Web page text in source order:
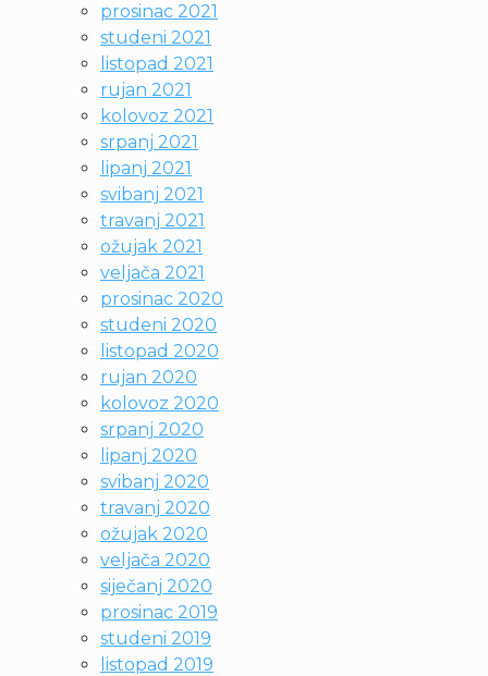
prosinac 2021
studeni 2021
listopad 2021
rujan 2021
kolovoz 2021
srpanj 2021
lipanj 2021
svibanj 2021
travanj 2021
ožujak 2021
veljača 2021
prosinac 2020
studeni 2020
listopad 2020
rujan 2020
kolovoz 2020
srpanj 2020
lipanj 2020
svibanj 2020
travanj 2020
ožujak 2020
veljača 2020
siječanj 2020
prosinac 2019
studeni 2019
listopad 2019